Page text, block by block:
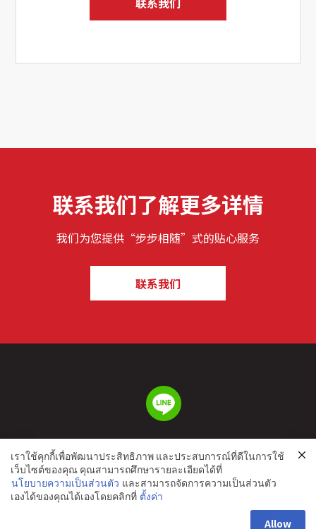
联系我们了解更多详情
我们为您提供“步步相随”式的贴心服务
联系我们
เราใช้คุกกี้เพื่อพัฒนาประสิทธิภาพ และประสบการณ์ที่ดีในการใช้
เว็บไซต์ของคุณ คุณสามารถศึกษารายละเอียดได้ที่
นโยบายความเป็นส่วนตัว และสามารถจัดการความเป็นส่วนตัว
เองได้ของคุณได้เองโดยคลิกที่ ตั้งค่า
Allow